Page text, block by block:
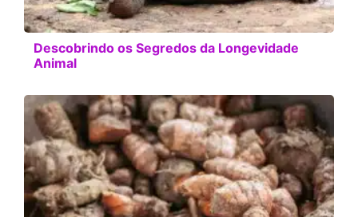
Descobrindo os Segredos da Longevidade
Animal